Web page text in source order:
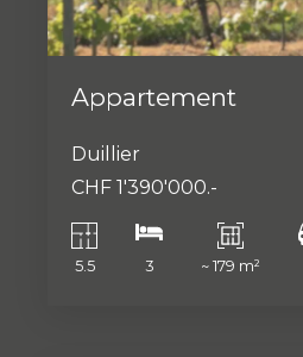
Appartement
Duillier
CHF 1'390'000.-
5.5 3 ~ 179 m²